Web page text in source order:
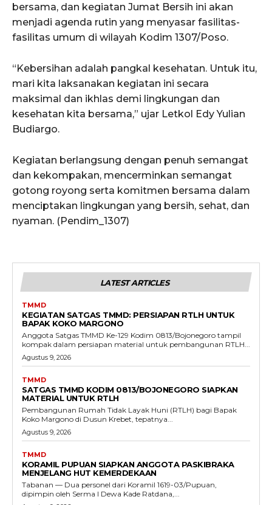
bersama, dan kegiatan Jumat Bersih ini akan
menjadi agenda rutin yang menyasar fasilitas-
fasilitas umum di wilayah Kodim 1307/Poso.
“Kebersihan adalah pangkal kesehatan. Untuk itu,
mari kita laksanakan kegiatan ini secara
maksimal dan ikhlas demi lingkungan dan
kesehatan kita bersama,” ujar Letkol Edy Yulian
Budiargo.
Kegiatan berlangsung dengan penuh semangat
dan kekompakan, mencerminkan semangat
gotong royong serta komitmen bersama dalam
menciptakan lingkungan yang bersih, sehat, dan
nyaman. (Pendim_1307)
LATEST ARTICLES
TMMD
KEGIATAN SATGAS TMMD: PERSIAPAN RTLH UNTUK
BAPAK KOKO MARGONO
Anggota Satgas TMMD Ke-129 Kodim 0813/Bojonegoro tampil
kompak dalam persiapan material untuk pembangunan RTLH...
Agustus 9, 2026
TMMD
SATGAS TMMD KODIM 0813/BOJONEGORO SIAPKAN
MATERIAL UNTUK RTLH
Pembangunan Rumah Tidak Layak Huni (RTLH) bagi Bapak
Koko Margono di Dusun Krebet, tepatnya...
Agustus 9, 2026
TMMD
KORAMIL PUPUAN SIAPKAN ANGGOTA PASKIBRAKA
MENJELANG HUT KEMERDEKAAN
Tabanan — Dua personel dari Koramil 1619-03/Pupuan,
dipimpin oleh Serma I Dewa Kade Ratdana,...